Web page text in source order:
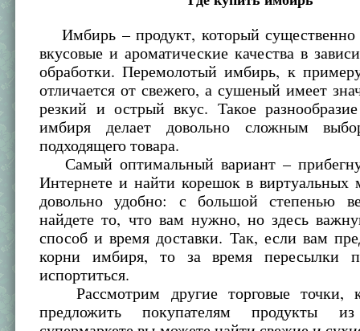
Имбирь – продукт, который существенно
вкусовые и ароматические качества в
обработки. Перемолотый имбирь, к
отличается от свежего, а сушеный имеет
резкий и острый вкус. Такое
имбиря делает довольно сложным
подходящего товара.
Самый оптимальный вариант –
Интернете и найти корешок в виртуальных
довольно удобно: с большой степенью
найдете то, что вам нужно, но здесь
способ и время доставки. Так, если вам
корни имбиря, то за время пересылки
испортиться.
Рассмотрим другие торговые точки,
предложить покупателям продукты